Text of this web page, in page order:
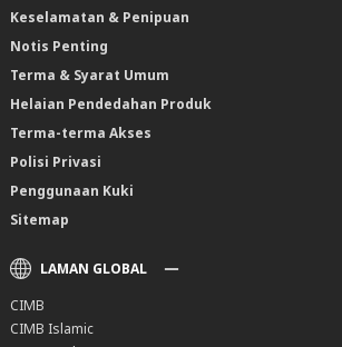
Keselamatan & Penipuan
Notis Penting
Terma & Syarat Umum
Helaian Pendedahan Produk
Terma-terma Akses
Polisi Privasi
Penggunaan Kuki
Sitemap
LAMAN GLOBAL
CIMB
CIMB Islamic